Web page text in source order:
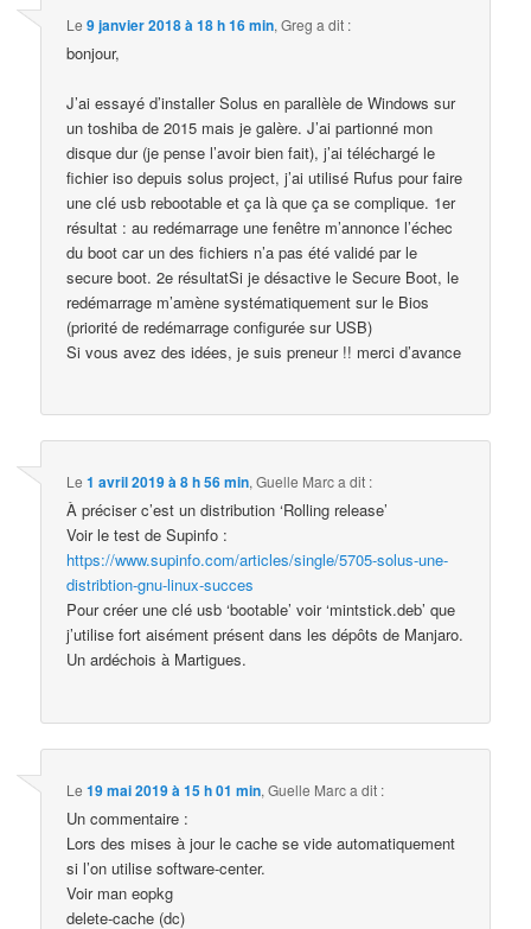
Le9 janvier 2018 à 18 h 16 min,Greg a dit :
bonjour,
J’ai essayé d’installer Solus en parallèle de Windows sur
un toshiba de 2015 mais je galère. J’ai partionné mon
disque dur (je pense l’avoir bien fait), j’ai téléchargé le
fichier iso depuis solus project, j’ai utilisé Rufus pour faire
une clé usb rebootable et ça là que ça se complique. 1er
résultat : au redémarrage une fenêtre m’annonce l’échec
du boot car un des fichiers n’a pas été validé par le
secure boot. 2e résultatSi je désactive le Secure Boot, le
redémarrage m’amène systématiquement sur le Bios
(priorité de redémarrage configurée sur USB)
Si vous avez des idées, je suis preneur !! merci d’avance
Le1 avril 2019 à 8 h 56 min,Guelle Marca dit :
À préciser c’est un distribution ‘Rolling release’
Voir le test de Supinfo :
https://www.supinfo.com/articles/single/5705-solus-une-
distribtion-gnu-linux-succes
Pour créer une clé usb ‘bootable’ voir ‘mintstick.deb’ que
j’utilise fort aisément présent dans les dépôts de Manjaro.
Un ardéchois à Martigues.
Le19 mai 2019 à 15 h 01 min,Guelle Marca dit :
Un commentaire :
Lors des mises à jour le cache se vide automatiquement
si l’on utilise software-center.
Voir man eopkg
delete-cache (dc)